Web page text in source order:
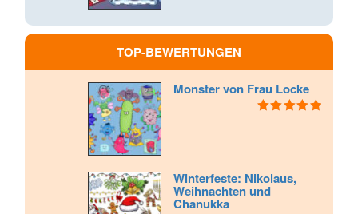
TOP-BEWERTUNGEN
Monster von Frau Locke
Winterfeste: Nikolaus,
Weihnachten und
Chanukka